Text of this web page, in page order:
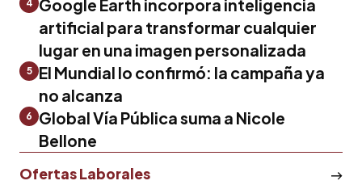
4 Google Earth incorpora inteligencia
artificial para transformar cualquier
lugar en una imagen personalizada
5
El Mundial lo confirmó: la campaña ya
no alcanza
6
Global Vía Pública suma a Nicole
Bellone
Ofertas Laborales